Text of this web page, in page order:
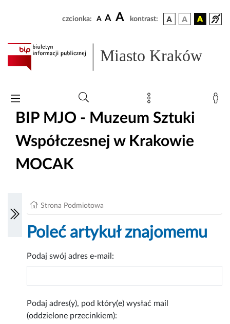
czcionka: A A A kontrast:
Miasto Kraków
BIP MJO - Muzeum Sztuki
Współczesnej w Krakowie
MOCAK
Strona Podmiotowa
Poleć artykuł znajomemu
Podaj swój adres e-mail:
Podaj adres(y), pod który(e) wysłać mail
(oddzielone przecinkiem):